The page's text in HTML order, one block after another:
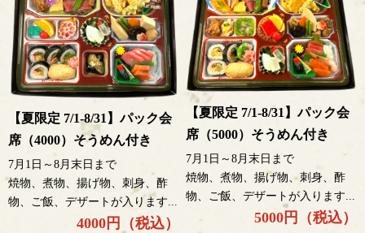
【夏限定 7/1-8/31】パック会
席（4000）そうめん付き
7月1日～8月末日まで
焼物、煮物、揚げ物、刺身、酢
物、ご飯、デザートが入ります...
4000円（税込）
【夏限定 7/1-8/31】パック会
席（5000）そうめん付き
7月1日～8月末日まで
焼物、煮物、揚げ物、刺身、酢
物、ご飯、デザートが入ります...
5000円（税込）